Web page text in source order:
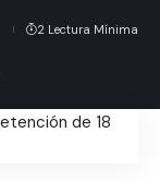
2 Lectura Mínima